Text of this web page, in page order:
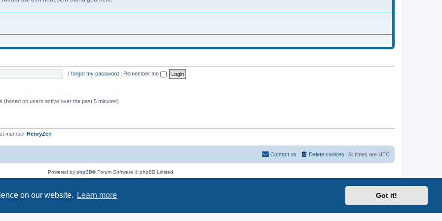
on our website. Learn more Got it!
Erstaunlich, dass du das Forum auf deinem Server noch aufrecht erhälst. Waren schöne Zeiten hier. Kaum zu glauben, vor 10-12
funktioniert...
alles zusammengetragen… mfg...
I forgot my password | Remember me
(based on users active over the past 5 minutes)
member HenryZen
All times are UTC
Delete cookies
Contact us
Powered by phpBB® Forum Software © phpBB Limited